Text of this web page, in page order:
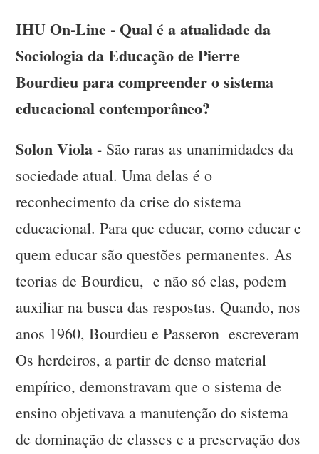
IHU On-Line - Qual é a atualidade da
Sociologia da Educação de Pierre
Bourdieu para compreender o sistema
educacional contemporâneo?
Solon Viola - São raras as unanimidades da
sociedade atual. Uma delas é o
reconhecimento da crise do sistema
educacional. Para que educar, como educar e
quem educar são questões permanentes. As
teorias de Bourdieu, e não só elas, podem
auxiliar na busca das respostas. Quando, nos
anos 1960, Bourdieu e Passeron escreveram
Os herdeiros, a partir de denso material
empírico, demonstravam que o sistema de
ensino objetivava a manutenção do sistema
de dominação de classes e a preservação dos